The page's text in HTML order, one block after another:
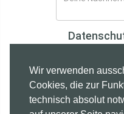
Wir verwenden
Cookies, die zur
technisch absolut
Ich habe die